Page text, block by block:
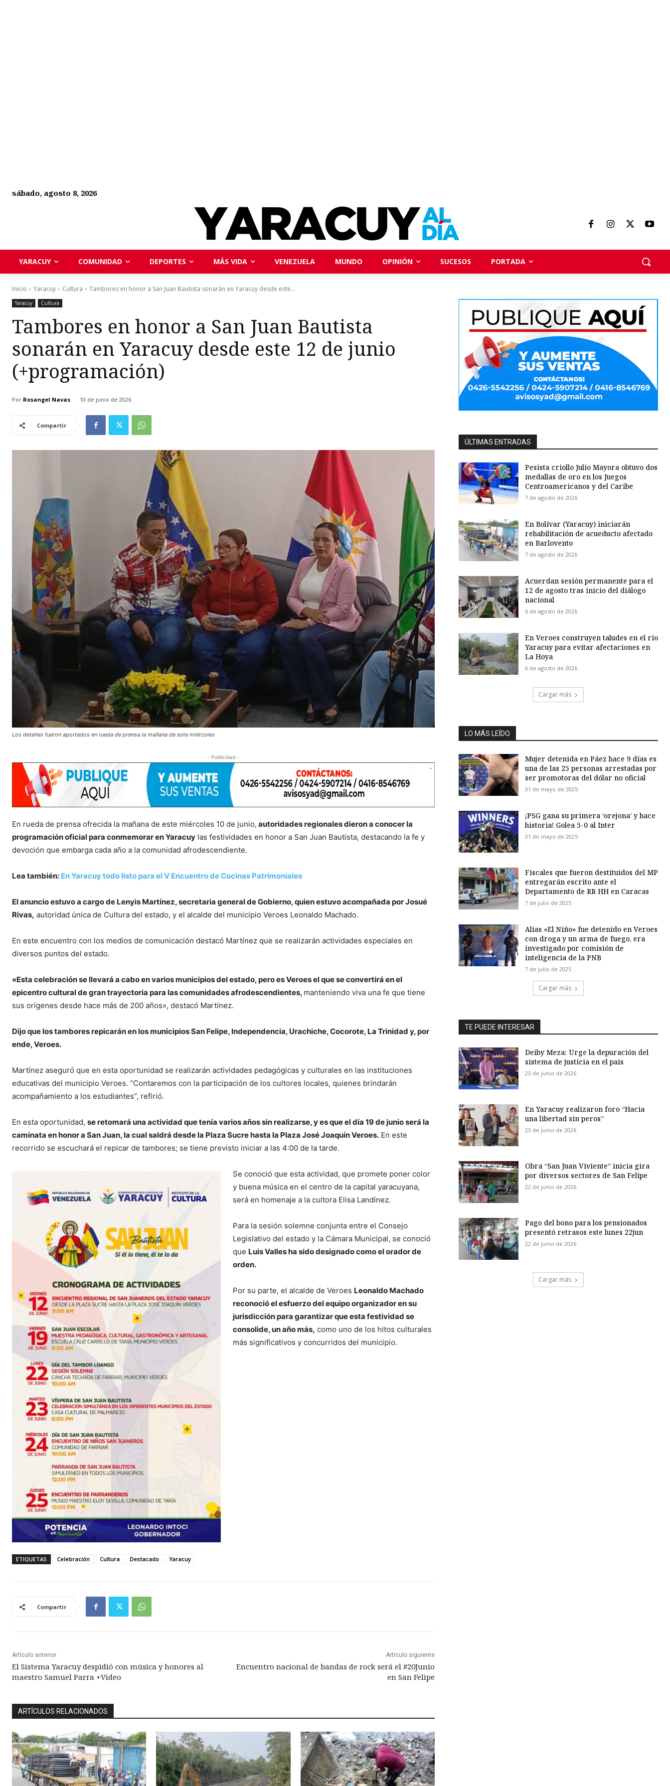
sábado, agosto 8, 2026
YARACUY COMUNIDAD DEPORTES MÁS VIDA VENEZUELA MUNDO OPINIÓN SUCESOS PORTADA
Inicio Yaracuy Cultura Tambores en honor a San Juan Bautista sonarán en Yaracuy desde este...
Yaracuy Cultura
Tambores en honor a San Juan Bautista
sonarán en Yaracuy desde este 12 de junio
(+programación)
Por Rosangel Navas 10 de junio de 2026
Compartir
Los detalles fueron aportados en rueda de prensa la mañana de este miércoles
- Publicidad -
En rueda de prensa ofrecida la mañana de este miércoles 10 de junio, autoridades regionales dieron a conocer la
programación oficial para conmemorar en Yaracuy las festividades en honor a San Juan Bautista, destacando la fe y
devoción que embarga cada año a la comunidad afrodescendiente.
Lea también: En Yaracuy todo listo para el V Encuentro de Cocinas Patrimoniales
El anuncio estuvo a cargo de Lenyis Martínez, secretaria general de Gobierno, quien estuvo acompañada por Josué
Rivas, autoridad única de Cultura del estado, y el alcalde del municipio Veroes Leonaldo Machado.
En este encuentro con los medios de comunicación destacó Martínez que se realizarán actividades especiales en
diversos puntos del estado.
«Esta celebración se llevará a cabo en varios municipios del estado, pero es Veroes el que se convertirá en el
epicentro cultural de gran trayectoria para las comunidades afrodescendientes, manteniendo viva una fe que tiene
sus orígenes desde hace más de 200 años», destacó Martínez.
Dijo que los tambores repicarán en los municipios San Felipe, Independencia, Urachiche, Cocorote, La Trinidad y, por
ende, Veroes.
Martínez aseguró que en esta oportunidad se realizarán actividades pedagógicas y culturales en las instituciones
educativas del municipio Veroes. “Contaremos con la participación de los cultores locales, quienes brindarán
acompañamiento a los estudiantes”, refirió.
En esta oportunidad, se retomará una actividad que tenía varios años sin realizarse, y es que el día 19 de junio será la
caminata en honor a San Juan, la cual saldrá desde la Plaza Sucre hasta la Plaza José Joaquín Veroes. En este
recorrido se escuchará el repicar de tambores; se tiene previsto iniciar a las 4:00 de la tarde.
Se conoció que esta actividad, que promete poner color
y buena música en el centro de la capital yaracuyana,
será en homenaje a la cultora Elisa Landínez.
Para la sesión solemne conjunta entre el Consejo
Legislativo del estado y la Cámara Municipal, se conoció
que Luis Valles ha sido designado como el orador de
orden.
Por su parte, el alcalde de Veroes Leonaldo Machado
reconoció el esfuerzo del equipo organizador en su
jurisdicción para garantizar que esta festividad se
consolide, un año más, como uno de los hitos culturales
más significativos y concurridos del municipio.
ETIQUETAS Celebración Cultura Destacado Yaracuy
Compartir
Artículo anterior
El Sistema Yaracuy despidió con música y honores al
maestro Samuel Parra +Video
Artículo siguiente
Encuentro nacional de bandas de rock será el #20Junio
en San Felipe
ARTÍCULOS RELACIONADOS
ÚLTIMAS ENTRADAS
Pesista criollo Julio Mayora obtuvo dos
medallas de oro en los Juegos
Centroamericanos y del Caribe
7 de agosto de 2026
En Bolívar (Yaracuy) iniciarán
rehabilitación de acueducto afectado
en Barlovento
7 de agosto de 2026
Acuerdan sesión permanente para el
12 de agosto tras inicio del diálogo
nacional
6 de agosto de 2026
En Veroes construyen taludes en el río
Yaracuy para evitar afectaciones en
La Hoya
6 de agosto de 2026
Cargar más
LO MÁS LEÍDO
Mujer detenida en Páez hace 9 días es
una de las 25 personas arrestadas por
ser promotoras del dólar no oficial
31 de mayo de 2025
¡PSG gana su primera ‘orejona’ y hace
historia! Golea 5-0 al Inter
31 de mayo de 2025
Fiscales que fueron destituidos del MP
entregarán escrito ante el
Departamento de RR HH en Caracas
7 de julio de 2025
Alias «El Niño» fue detenido en Veroes
con droga y un arma de fuego, era
investigado por comisión de
inteligencia de la PNB
7 de julio de 2025
Cargar más
TE PUEDE INTERESAR
Deiby Meza: Urge la depuración del
sistema de justicia en el país
23 de junio de 2026
En Yaracuy realizaron foro “Hacia
una libertad sin peros”
23 de junio de 2026
Obra “San Juan Viviente” inicia gira
por diversos sectores de San Felipe
22 de junio de 2026
Pago del bono para los pensionados
presentó retrasos este lunes 22jun
22 de junio de 2026
Cargar más